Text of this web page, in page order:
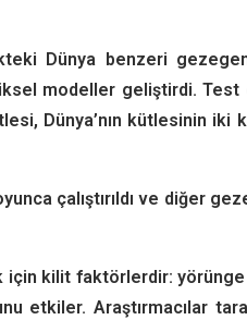
Dünya benzeri
modeller geliştirdi. Test
Dünya’nın kütlesinin iki
çalıştırıldı ve diğer
için kilit faktörlerdir:
etkiler. Araştırmacılar